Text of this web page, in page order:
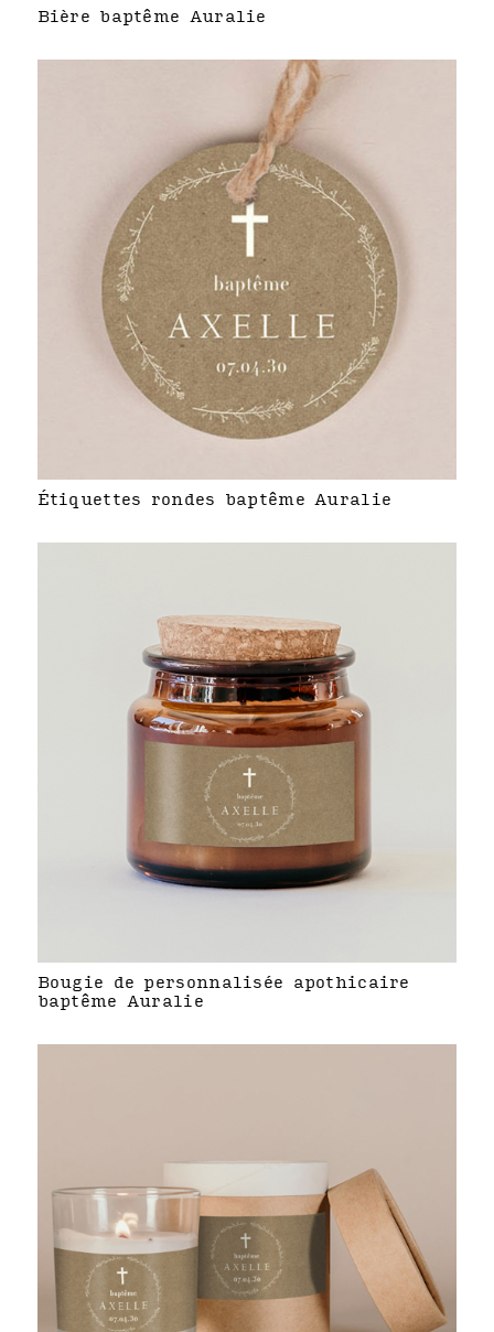
Bière baptême Auralie
Étiquettes rondes baptême Auralie
Bougie de personnalisée apothicaire
baptême Auralie